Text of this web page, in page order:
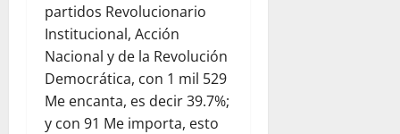
partidos Revolucionario
Institucional, Acción
Nacional y de la Revolución
Democrática, con 1 mil 529
Me encanta, es decir 39.7%;
y con 91 Me importa, esto